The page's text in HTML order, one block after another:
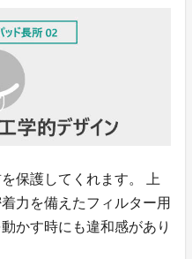
保護してくれます。 上
力を備えたフィルター用
かす時にも違和感があり